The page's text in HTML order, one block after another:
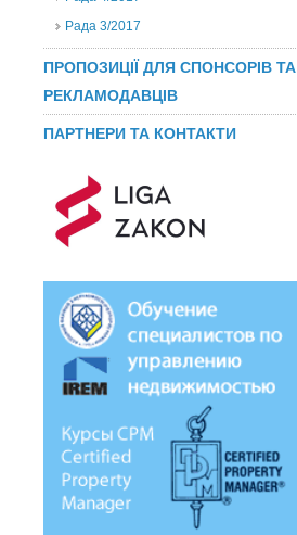
Рада 3/2017
ПРОПОЗИЦІЇ ДЛЯ СПОНСОРІВ ТА
РЕКЛАМОДАВЦІВ
ПАРТНЕРИ ТА КОНТАКТИ